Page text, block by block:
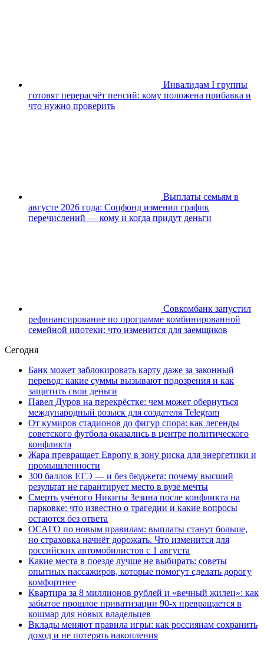
Инвалидам I группы
готовят перерасчёт пенсий: кому положена прибавка и
что нужно проверить
Выплаты семьям в
августе 2026 года: Соцфонд изменил график
перечислений — кому и когда придут деньги
Совкомбанк запустил
рефинансирование по программе комбинированной
семейной ипотеки: что изменится для заемщиков
Сегодня
Банк может заблокировать карту даже за законный
перевод: какие суммы вызывают подозрения и как
защитить свои деньги
Павел Дуров на перекрёстке: чем может обернуться
международный розыск для создателя Telegram
От кумиров стадионов до фигур спора: как легенды
советского футбола оказались в центре политического
конфликта
Жара превращает Европу в зону риска для энергетики и
промышленности
300 баллов ЕГЭ — и без бюджета: почему высший
результат не гарантирует место в вузе мечты
Смерть учёного Никиты Зезина после конфликта на
парковке: что известно о трагедии и какие вопросы
остаются без ответа
ОСАГО по новым правилам: выплаты станут больше,
но страховка начнёт дорожать. Что изменится для
российских автомобилистов с 1 августа
Какие места в поезде лучше не выбирать: советы
опытных пассажиров, которые помогут сделать дорогу
комфортнее
Квартира за 8 миллионов рублей и «вечный жилец»: как
забытое прошлое приватизации 90-х превращается в
кошмар для новых владельцев
Вклады меняют правила игры: как россиянам сохранить
доход и не потерять накопления